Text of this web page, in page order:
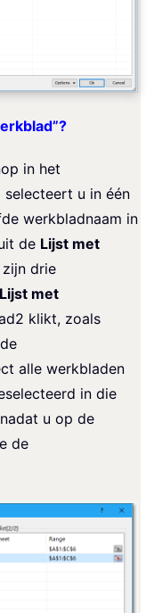
in het
u in één
werkbladnaam in
de Lijst met
drie
Lijst met
klikt, zoals
alle werkbladen
in die
u op de
de